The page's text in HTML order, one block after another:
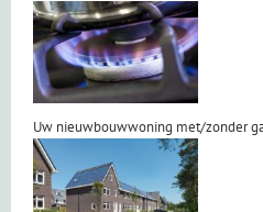
Uw nieuwbouwwoning met/zonder